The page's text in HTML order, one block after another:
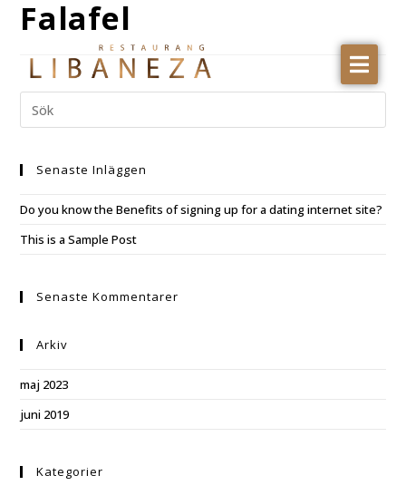
RESTAURANGEN
MENY
AVHÄMTNING
Falafel
Senaste Inläggen
Do you know the Benefits of signing up for a dating internet site?
This is a Sample Post
Senaste Kommentarer
Arkiv
maj 2023
juni 2019
Kategorier